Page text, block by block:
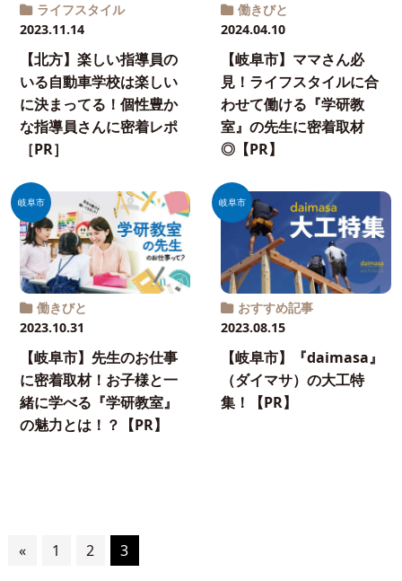
ライフスタイル
2023.11.14
【北方】楽しい指導員の
いる自動車学校は楽しい
に決まってる！個性豊か
な指導員さんに密着レポ
［PR］
働きびと
2024.04.10
【岐阜市】ママさん必
見！ライフスタイルに合
わせて働ける『学研教
室』の先生に密着取材
◎【PR】
岐阜市
働きびと
2023.10.31
【岐阜市】先生のお仕事
に密着取材！お子様と一
緒に学べる『学研教室』
の魅力とは！？【PR】
岐阜市
おすすめ記事
2023.08.15
【岐阜市】『daimasa』
（ダイマサ）の大工特
集！【PR】
« 1 2 3